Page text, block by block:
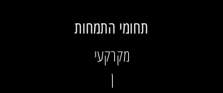
תחומי התמחות
מקרקעי
ן